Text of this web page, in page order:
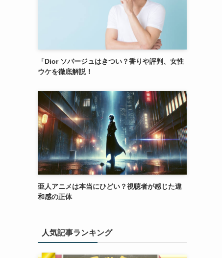
「Dior ソバージュはきつい？香りや評判、女性
ウケを徹底解説！
亜人アニメは本当にひどい？視聴者が感じた違
和感の正体
人気記事ランキング